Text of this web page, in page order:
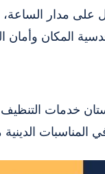
على مدار
المكان وأمان
خدمات التنظيف
المناسبات